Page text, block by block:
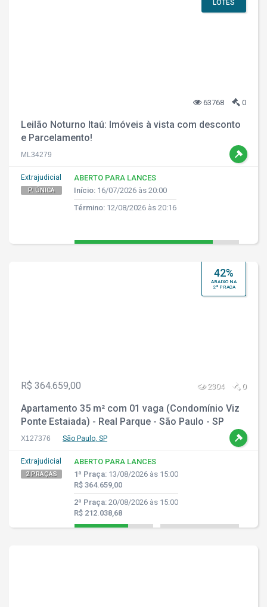
LOTES
63768 0
Leilão Noturno Itaú: Imóveis à vista com desconto
e Parcelamento!
ML34279
Extrajudicial
P. ÚNICA
ABERTO PARA LANCES
Início: 16/07/2026 às 20:00
Término: 12/08/2026 às 20:16
42%
ABAIXO NA
2ª PRAÇA
R$ 364.659,00 2304 0
Apartamento 35 m² com 01 vaga (Condomínio Viz
Ponte Estaiada) - Real Parque - São Paulo - SP
X127376 São Paulo, SP
Extrajudicial
2 PRAÇAS
ABERTO PARA LANCES
1ª Praça: 13/08/2026 às 15:00
R$ 364.659,00
2ª Praça: 20/08/2026 às 15:00
R$ 212.038,68